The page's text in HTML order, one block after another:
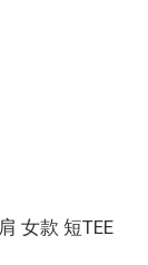
女款 短TEE